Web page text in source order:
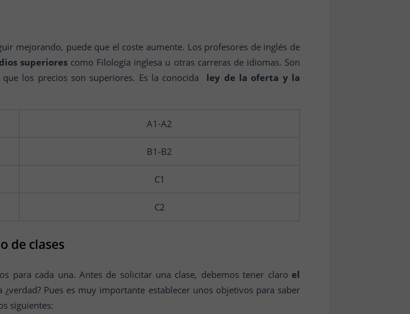
mejorando, puede que el coste aumente. Los profesores de inglés de
superiores como Filología inglesa u otras carreras de idiomas. Son
los precios son superiores. Es la conocida ley de la oferta y la
A1-A2
B1-B2
C1
C2
de clases
para cada una. Antes de solicitar una clase, debemos tener claro el
Pues es muy importante establecer unos objetivos para saber
siguientes: